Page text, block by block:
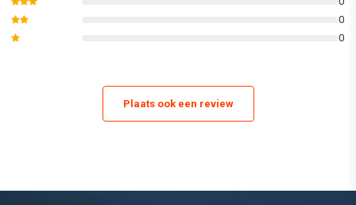
voorspatbord, een achterspatbord, kentekenplaat, vorkbeschermers,
zijpanelen en radiatorscheppen / lijkwaden.
afzonderlijke inhoud van de set of bekijk onze catalogus voor de exacte
lijst van de meegeleverde onderdelen).
0
0
Plaats ook een review